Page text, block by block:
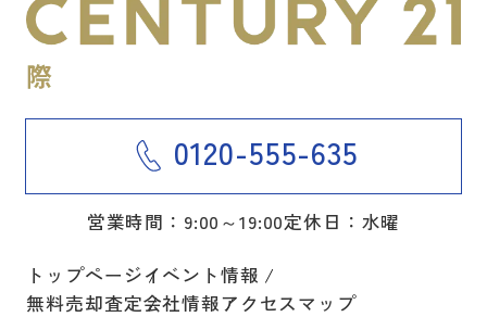
0120-555-635
営業時間：9:00～19:00定休日：水曜
トップページイベント情報
無料売却査定会社情報アクセスマップ